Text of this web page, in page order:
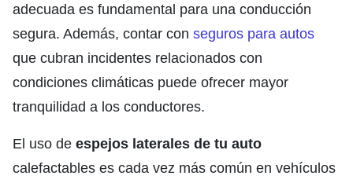
adecuada es fundamental para una conducción
segura. Además, contar con seguros para autos
que cubran incidentes relacionados con
condiciones climáticas puede ofrecer mayor
tranquilidad a los conductores.
El uso de espejos laterales de tu auto
calefactables es cada vez más común en vehículos